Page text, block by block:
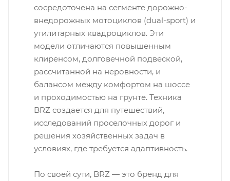
сосредоточена на сегменте дорожно-
внедорожных мотоциклов (dual-sport) и
утилитарных квадроциклов. Эти
модели отличаются повышенным
клиренсом, долговечной подвеской,
рассчитанной на неровности, и
балансом между комфортом на шоссе
и проходимостью на грунте. Техника
BRZ создается для путешествий,
исследований проселочных дорог и
решения хозяйственных задач в
условиях, где требуется адаптивность.
По своей сути, BRZ — это бренд для